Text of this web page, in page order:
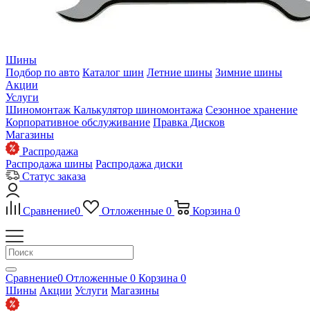
Шины
Подбор по авто Каталог шин Летние шины Зимние шины
Акции
Услуги
Шиномонтаж Калькулятор шиномонтажа Сезонное хранение
Корпоративное обслуживание Правка Дисков
Магазины
Распродажа
Распродажа шины Распродажа диски
Статус заказа
Сравнение0 Отложенные 0 Корзина 0
Сравнение0 Отложенные 0 Корзина 0
Шины Акции Услуги Магазины